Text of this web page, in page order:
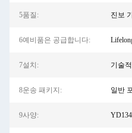
5품질: 진보
6예비품은 공급합니다:
7설치: 기술
8운송 패키지: 일반
9사양: